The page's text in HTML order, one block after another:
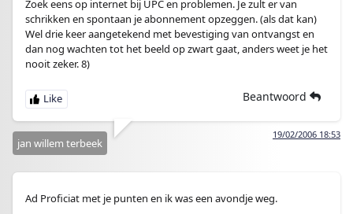
Zoek eens op internet bij UPC en problemen. Je zult er van
schrikken en spontaan je abonnement opzeggen. (als dat kan)
Wel drie keer aangetekend met bevestiging van ontvangst en
dan nog wachten tot het beeld op zwart gaat, anders weet je het
nooit zeker. 8)
Beantwoord
19/02/2006 18:53
jan willem terbeek
Ad Proficiat met je punten en ik was een avondje weg.